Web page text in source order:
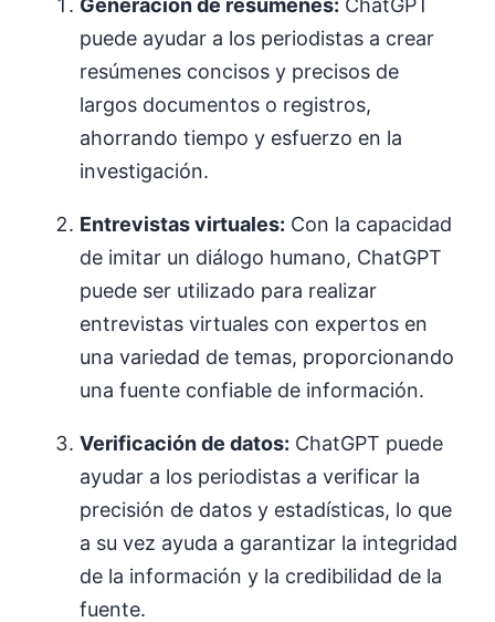
Generación de resúmenes: ChatGPT
puede ayudar a los periodistas a crear
resúmenes concisos y precisos de
largos documentos o registros,
ahorrando tiempo y esfuerzo en la
investigación.
Entrevistas virtuales: Con la capacidad
de imitar un diálogo humano, ChatGPT
puede ser utilizado para realizar
entrevistas virtuales con expertos en
una variedad de temas, proporcionando
una fuente confiable de información.
Verificación de datos: ChatGPT puede
ayudar a los periodistas a verificar la
precisión de datos y estadísticas, lo que
a su vez ayuda a garantizar la integridad
de la información y la credibilidad de la
fuente.